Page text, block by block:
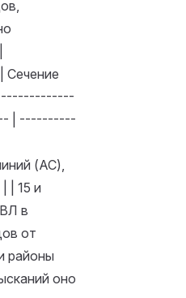
Сечение
| ----------
(АС),
| 15 и
в
от
районы
оно